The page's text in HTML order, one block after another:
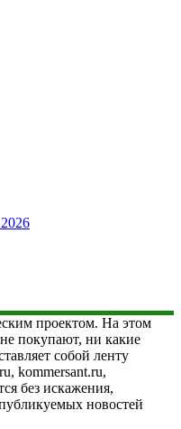
проектом. На этом
покупают, ни какие
собой ленту
kommersant.ru,
без искажения,
публикуемых новостей